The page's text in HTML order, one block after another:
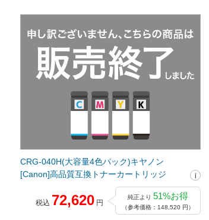
CRG-040H(大容量4色パック)キヤノン
[Canon]高品質互換トナーカートリッジ
税込 72,620 円
純正より 51%お得
（参考価格：148,520 円）